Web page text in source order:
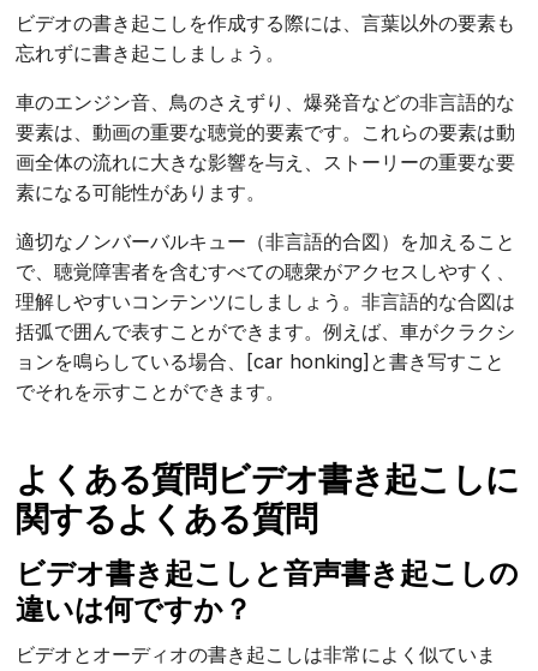
ビデオの書き起こしを作成する際には、言葉以外の要素も
忘れずに書き起こしましょう。
車のエンジン音、鳥のさえずり、爆発音などの非言語的な
要素は、動画の重要な聴覚的要素です。これらの要素は動
画全体の流れに大きな影響を与え、ストーリーの重要な要
素になる可能性があります。
適切なノンバーバルキュー（非言語的合図）を加えること
で、聴覚障害者を含むすべての聴衆がアクセスしやすく、
理解しやすいコンテンツにしましょう。非言語的な合図は
括弧で囲んで表すことができます。例えば、車がクラクシ
ョンを鳴らしている場合、[car honking]と書き写すこと
でそれを示すことができます。
よくある質問ビデオ書き起こしに
関するよくある質問
ビデオ書き起こしと音声書き起こしの
違いは何ですか？
ビデオとオーディオの書き起こしは非常によく似ていま